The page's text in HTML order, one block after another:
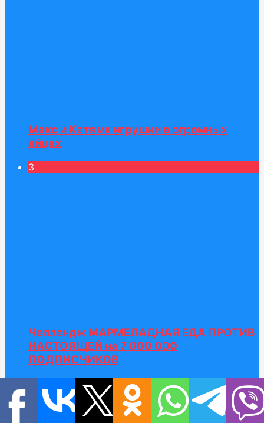
Макс и Катя их игрушки в огромных
яйцах
3
Челлендж МАРМЕЛАДНАЯ ЕДА ПРОТИВ
НАСТОЯЩЕЙ на 7 000 000
ПОДПИСЧИКОВ